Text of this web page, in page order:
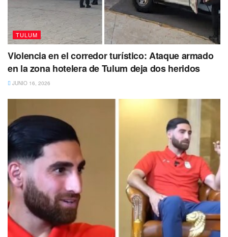
TULUM
Violencia en el corredor turístico: Ataque armado
en la zona hotelera de Tulum deja dos heridos
JUNIO 16, 2026